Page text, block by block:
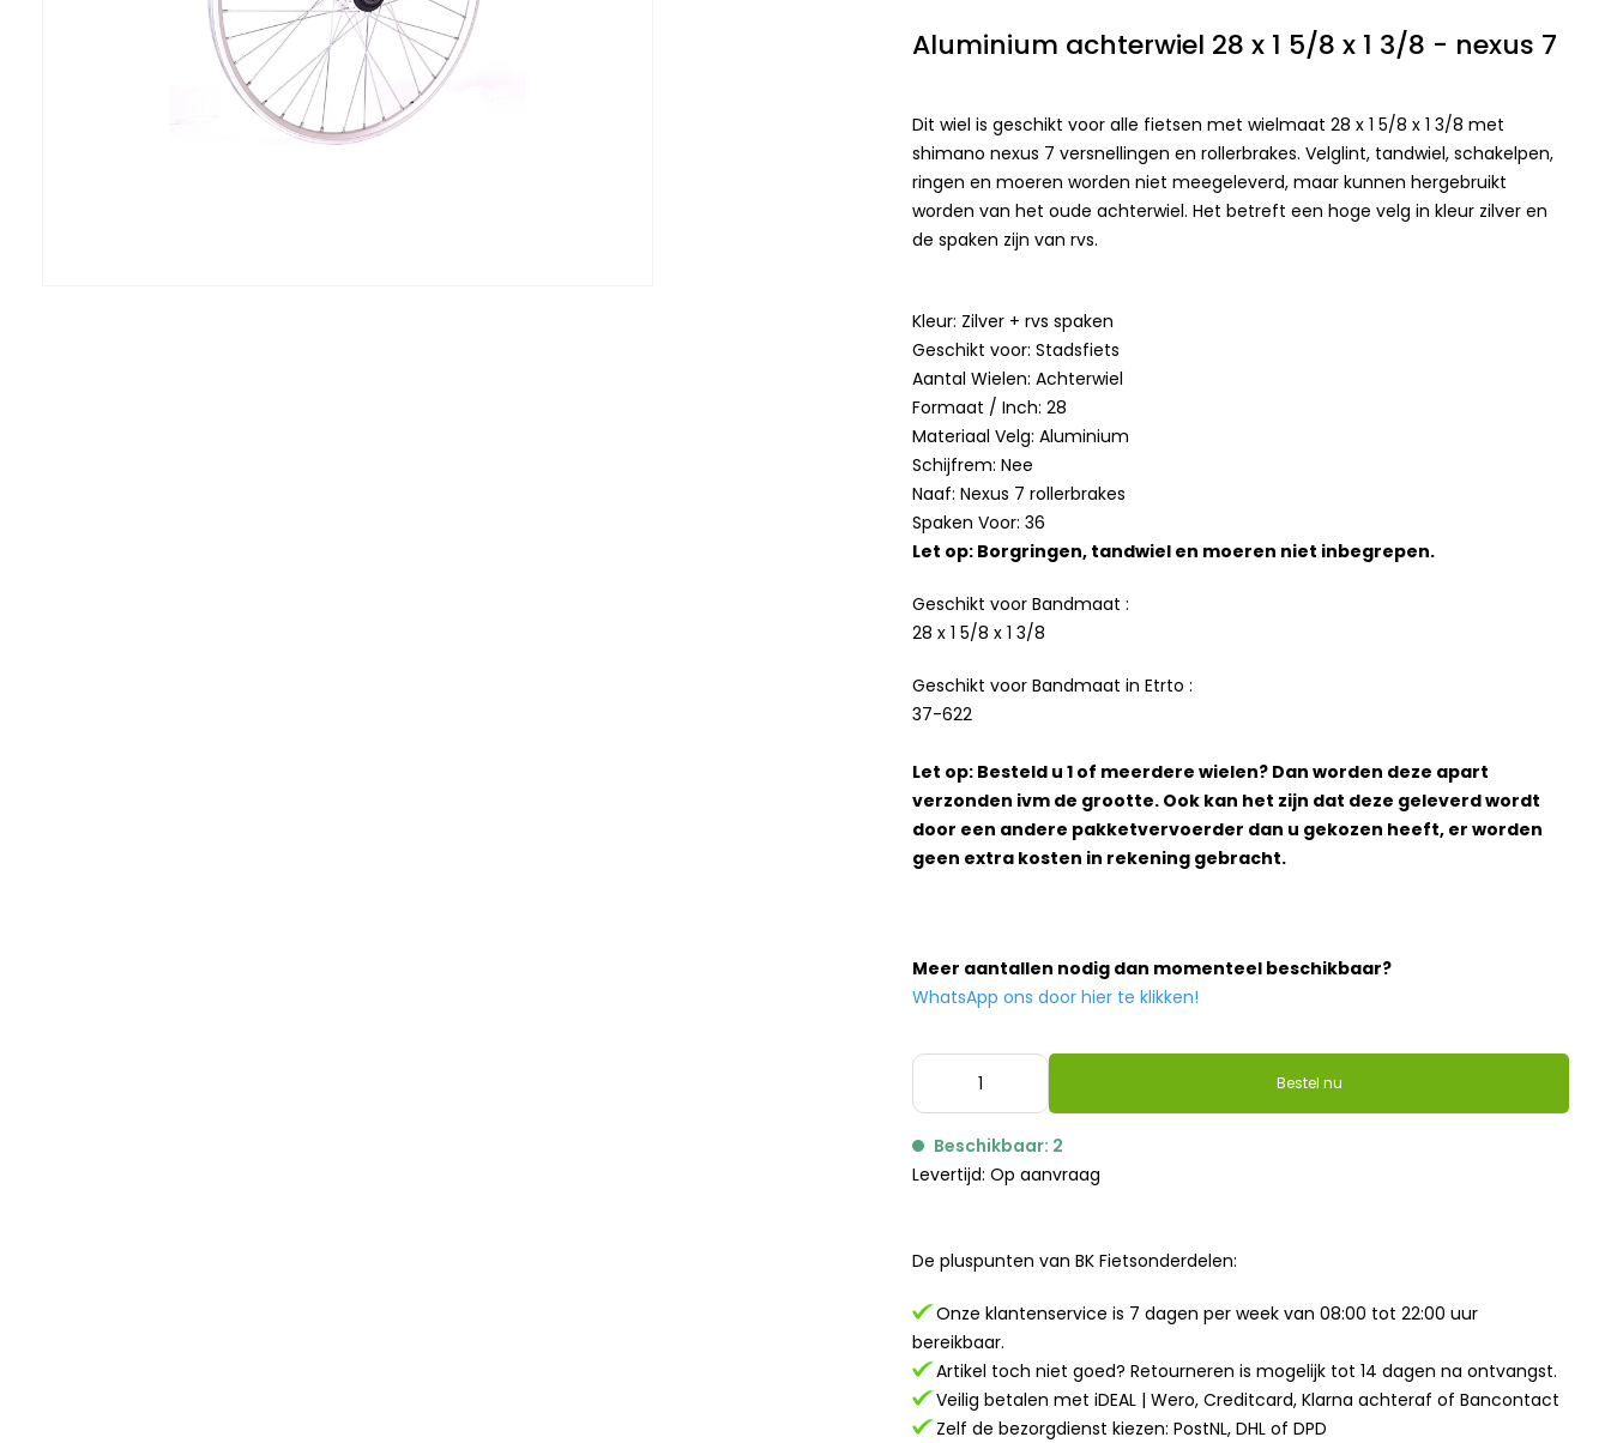
Aluminium achterwiel 28 x 1 5/8 x 1 3/8 - nexus 7
Dit wiel is geschikt voor alle fietsen met wielmaat 28 x 1 5/8 x 1 3/8 met
shimano nexus 7 versnellingen en rollerbrakes. Velglint, tandwiel, schakelpen,
ringen en moeren worden niet meegeleverd, maar kunnen hergebruikt
worden van het oude achterwiel. Het betreft een hoge velg in kleur zilver en
de spaken zijn van rvs.
Kleur: Zilver + rvs spaken
Geschikt voor: Stadsfiets
Aantal Wielen: Achterwiel
Formaat / Inch: 28
Materiaal Velg: Aluminium
Schijfrem: Nee
Naaf: Nexus 7 rollerbrakes
Spaken Voor: 36
Let op: Borgringen, tandwiel en moeren niet inbegrepen.
Geschikt voor Bandmaat :
28 x 1 5/8 x 1 3/8
Geschikt voor Bandmaat in Etrto :
37-622
Let op: Besteld u 1 of meerdere wielen? Dan worden deze apart
verzonden ivm de grootte. Ook kan het zijn dat deze geleverd wordt
door een andere pakketvervoerder dan u gekozen heeft, er worden
geen extra kosten in rekening gebracht.
Meer aantallen nodig dan momenteel beschikbaar?
WhatsApp ons door hier te klikken!
Bestel nu
Beschikbaar: 2
Levertijd: Op aanvraag
De pluspunten van BK Fietsonderdelen:
Onze klantenservice is 7 dagen per week van 08:00 tot 22:00 uur
bereikbaar.
Artikel toch niet goed? Retourneren is mogelijk tot 14 dagen na ontvangst.
Veilig betalen met iDEAL | Wero, Creditcard, Klarna achteraf of Bancontact
Zelf de bezorgdienst kiezen: PostNL, DHL of DPD